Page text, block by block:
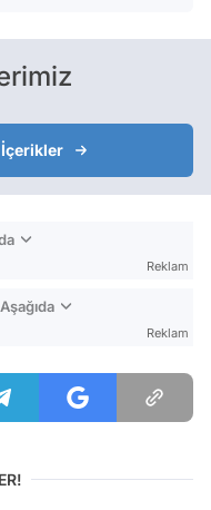
İçerikler
Reklam
Reklam